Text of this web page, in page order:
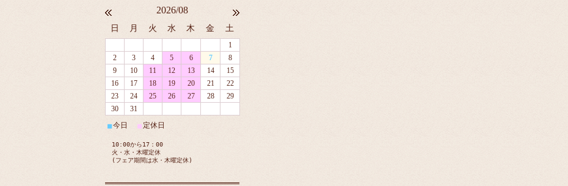
2026/08
日 月 火 水 木 金 土
1
2
3 4 5 6 7
8
9
10 11 12 13 14
15
16
17 18 19 20 21
22
23
24 25 26 27 28
29
30
31
■今日 ■ 定休日
10:00から17：00
火・水・木曜定休
(フェア期間は水・木曜定休)